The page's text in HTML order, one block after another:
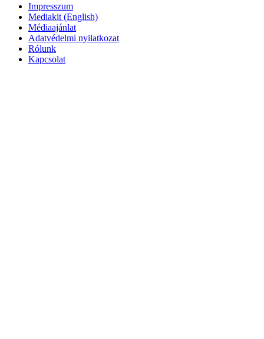
Impresszum
Mediakit (English)
Médiaajánlat
Adatvédelmi nyilatkozat
Rólunk
Kapcsolat